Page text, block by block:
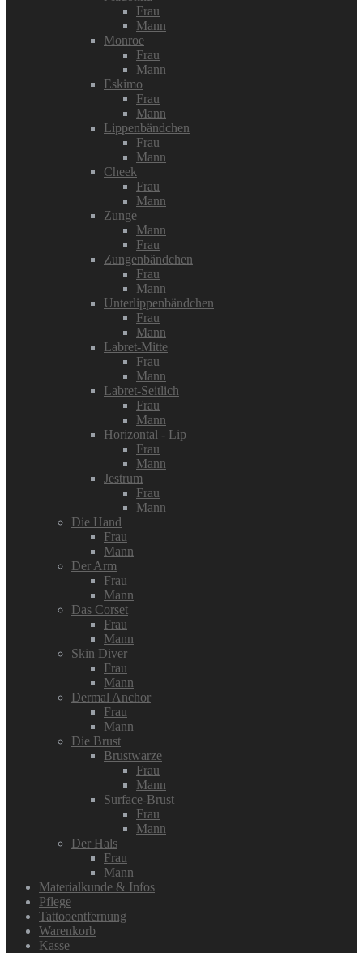
Frau
Mann
Monroe
Frau
Mann
Eskimo
Frau
Mann
Lippenbändchen
Frau
Mann
Cheek
Frau
Mann
Zunge
Mann
Frau
Zungenbändchen
Frau
Mann
Unterlippenbändchen
Frau
Mann
Labret-Mitte
Frau
Mann
Labret-Seitlich
Frau
Mann
Horizontal - Lip
Frau
Mann
Jestrum
Frau
Mann
Die Hand
Frau
Mann
Der Arm
Frau
Mann
Das Corset
Frau
Mann
Skin Diver
Frau
Mann
Dermal Anchor
Frau
Mann
Die Brust
Brustwarze
Frau
Mann
Surface-Brust
Frau
Mann
Der Hals
Frau
Mann
Materialkunde & Infos
Pflege
Tattooentfernung
Warenkorb
Kasse